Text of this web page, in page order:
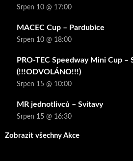
Srpen 10 @ 17:00
MACEC Cup – Pardubice
Srpen 10 @ 18:00
PRO-TEC Speedway Mini Cup –
(!!!ODVOLÁNO!!!)
Srpen 15 @ 10:00
MR jednotlivců – Svitavy
Srpen 15 @ 16:30
Zobrazit všechny Akce